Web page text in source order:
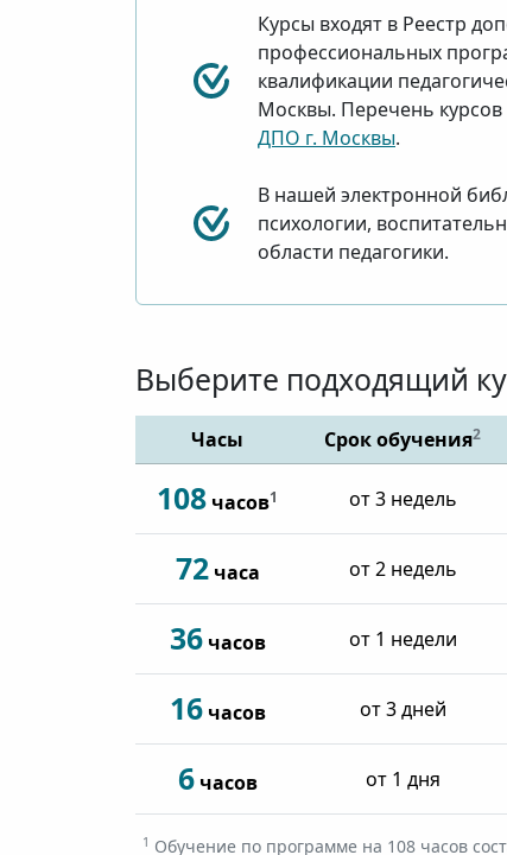
Курсы входят в Реестр
профессиональных
квалификации
Москвы. Перечень курсов
ДПО г. Москвы.
В нашей электронной
психологии,
области педагогики.
Выберите подходящий
Часы Срок обучения2
108 часов1 от 3 недель
72часа от 2 недель
36часов от 1 недели
16часов от 3 дней
6часов от 1 дня
1 Обучение по программе на 108 часов